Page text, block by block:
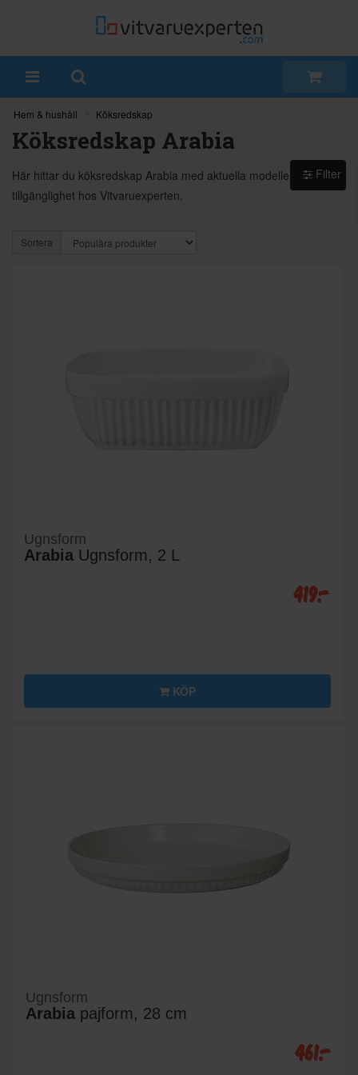
Hem & hushåll Köksredskap
Köksredskap Arabia
Här hittar du köksredskap Arabia med aktuella modeller och
tillgänglighet hos Vitvaruexperten.
Sortera
Ugnsform
Arabia Ugnsform, 2 L
419:-
KÖP
Ugnsform
Arabia pajform, 28 cm
461:-
Filter